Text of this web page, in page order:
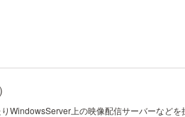
WindowsServer上の映像配信サーバーなど